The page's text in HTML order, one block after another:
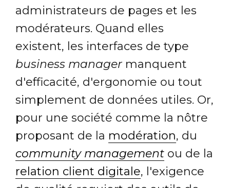
administrateurs de pages et les
modérateurs. Quand elles
existent, les interfaces de type
business manager manquent
d'efficacité, d'ergonomie ou tout
simplement de données utiles. Or,
pour une société comme la nôtre
proposant de la modération, du
community management ou de la
relation client digitale, l'exigence